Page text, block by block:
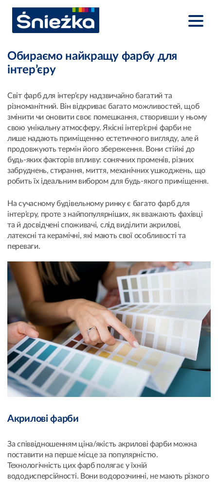
Обираємо найкращу фарбу для
інтер’єру
Світ фарб для інтер’єру надзвичайно багатий та
різноманітний. Він відкриває багато можливостей, щоб
змінити чи оновити своє помешкання, створивши у ньому
свою унікальну атмосферу. Якісні інтер’єрні фарби не
лише надають приміщенню естетичного вигляду, але й
продовжують термін його збереження. Вони стійкі до
будь-яких факторів впливу: сонячних променів, різних
забруднень, стирання, миття, механічних ушкоджень, що
робить їх ідеальним вибором для будь-якого приміщення.
На сучасному будівельному ринку є багато фарб для
інтер’єру, проте з найпопулярніших, як вважають фахівці
та й досвідчені споживачі, слід виділити акрилові,
латексні та керамічні, які мають свої особливості та
переваги.
Акрилові фарби
За співвідношенням ціна/якість акрилові фарби можна
поставити на перше місце за популярністю.
Технологічність цих фарб полягає у їхній
вододисперсійності. Вони водорозчинні, не мають різкого